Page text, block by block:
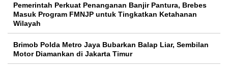
Pemerintah Perkuat Penanganan Banjir Pantura, Brebes
Masuk Program FMNJP untuk Tingkatkan Ketahanan
Wilayah
Brimob Polda Metro Jaya Bubarkan Balap Liar, Sembilan
Motor Diamankan di Jakarta Timur